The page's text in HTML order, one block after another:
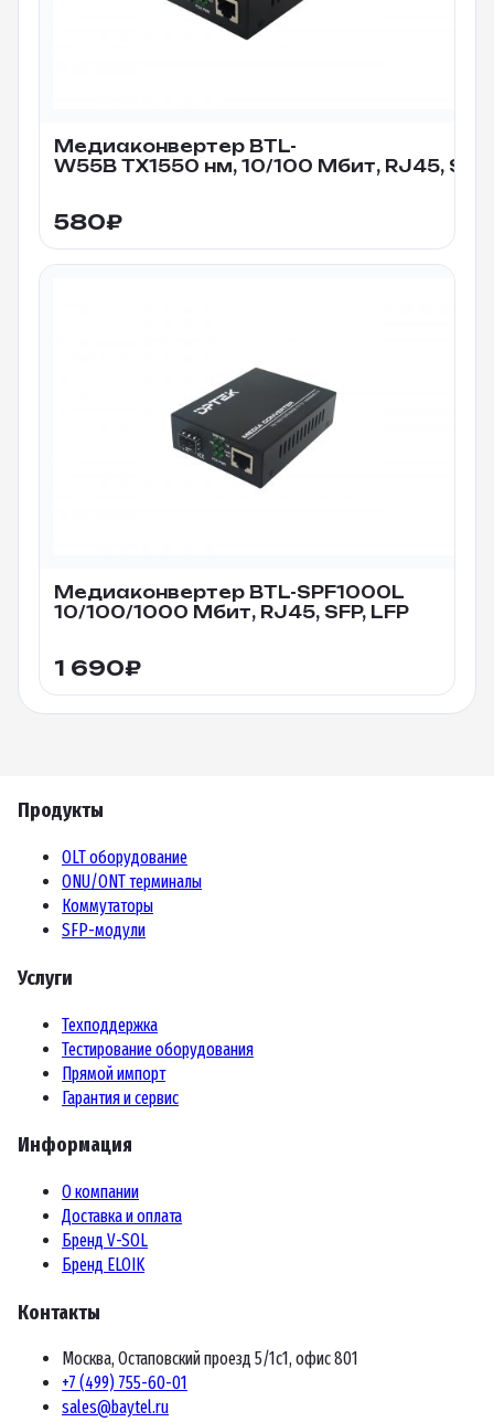
Медиаконвертер BTL-
W55B TX1550 нм, 10/100 Мбит, RJ45, SC,
580₽
Медиаконвертер BTL-SPF1000L
10/100/1000 Мбит, RJ45, SFP, LFP
1 690₽
Продукты
OLT оборудование
ONU/ONT терминалы
Коммутаторы
SFP-модули
Услуги
Техподдержка
Тестирование оборудования
Прямой импорт
Гарантия и сервис
Информация
О компании
Доставка и оплата
Бренд V-SOL
Бренд ELOIK
Контакты
Москва, Остаповский проезд 5/1с1, офис 801
+7 (499) 755-60-01
sales@baytel.ru